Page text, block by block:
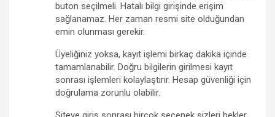
buton seçilmeli. Hatalı bilgi girişinde erişim
sağlanamaz. Her zaman resmi site olduğundan
emin olunması gerekir.
Üyeliğiniz yoksa, kayıt işlemi birkaç dakika içinde
tamamlanabilir. Doğru bilgilerin girilmesi kayıt
sonrası işlemleri kolaylaştırır. Hesap güvenliği için
doğrulama zorunlu olabilir.